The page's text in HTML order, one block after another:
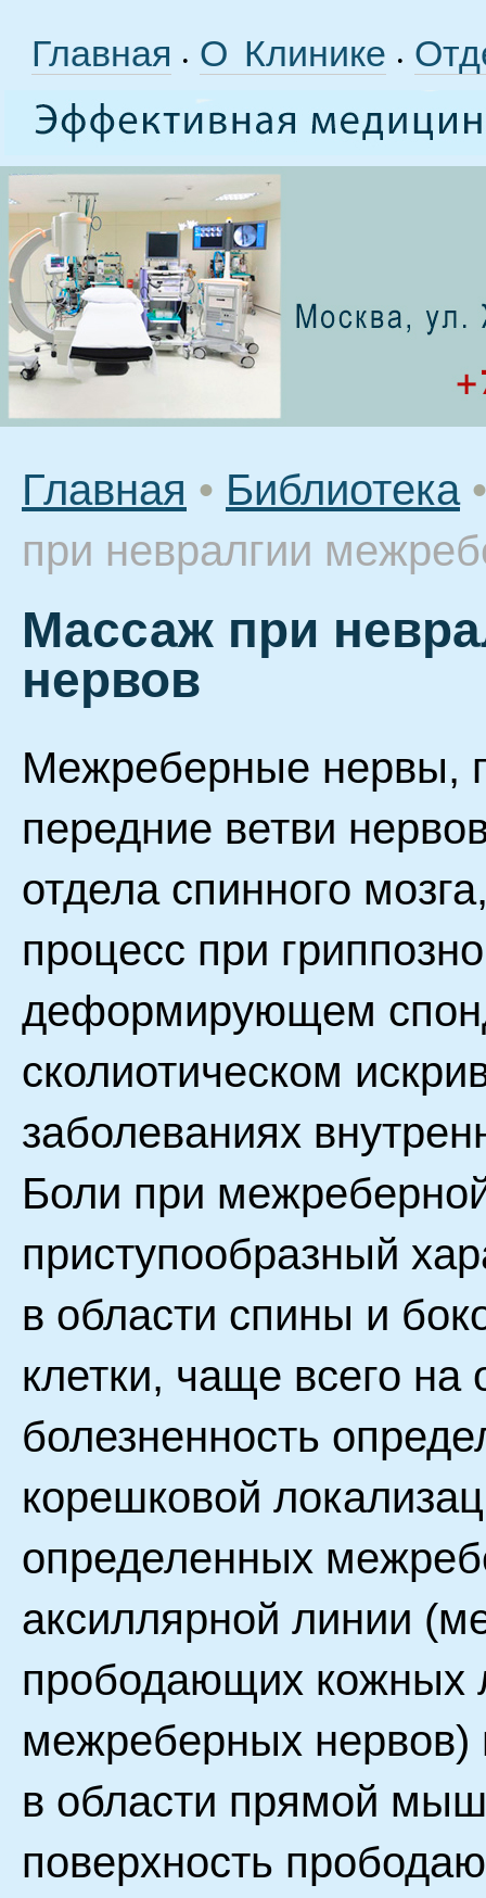
Главная • О Клинике •
Главная • Библиотека •
при невралгии
Массаж при
нервов
Межреберные нервы,
передние ветви
отдела спинного
процесс при
деформирующем
сколиотическом
заболеваниях
Боли при
приступообразный
в области спины и
клетки, чаще всего
болезненность
корешковой
определенных
аксиллярной линии
прободающих кожных
межреберных нервов)
в области прямой
поверхность